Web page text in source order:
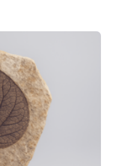
Enzyme präzise in
Dr. Ralf Erdmann
einen bislang
des
der Bäckerhefe
der für die
entscheidend ist. Die
in der